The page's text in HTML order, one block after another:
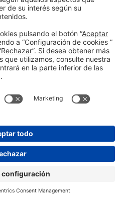
de privacidad